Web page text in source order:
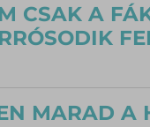
CSAK A
MARAD